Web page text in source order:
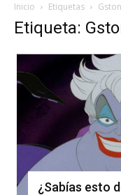
Inicio Etiquetas Gston
Etiqueta:
¿Sabías esto